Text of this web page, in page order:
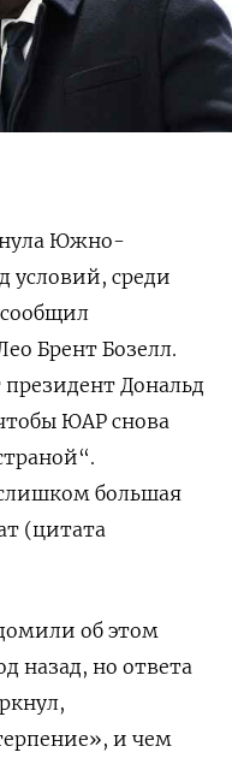
Южно-
условий, среди
Брент Бозелл.
президент Дональд
ЮАР снова
большая
(цитата
об этом
назад, но ответа
и чем